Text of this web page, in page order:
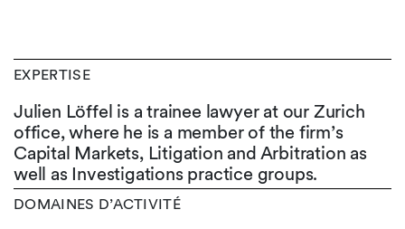
EXPERTISE
Julien Löffel is a trainee lawyer at our Zurich
office, where he is a member of the firm’s
Capital Markets, Litigation and Arbitration as
well as Investigations practice groups.
DOMAINES D’ACTIVITÉ